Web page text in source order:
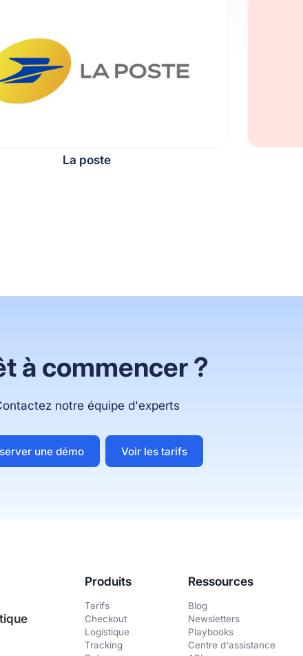
La poste
à commencer ?
notre équipe d'experts
une démo Voir les tarifs
Produits
Tarifs
Checkout
Logistique
Tracking
Ressources
Blog
Newsletters
Playbooks
Centre d'assistance